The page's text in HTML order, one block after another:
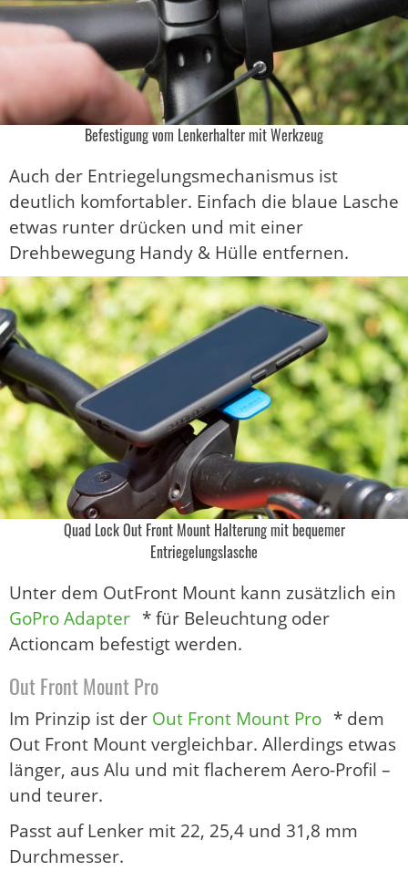
Befestigung vom Lenkerhalter mit Werkzeug
Auch der Entriegelungsmechanismus ist
deutlich komfortabler. Einfach die blaue Lasche
etwas runter drücken und mit einer
Drehbewegung Handy & Hülle entfernen.
Quad Lock Out Front Mount Halterung mit bequemer
Entriegelungslasche
Unter dem OutFront Mount kann zusätzlich ein
GoPro Adapter * für Beleuchtung oder
Actioncam befestigt werden.
Out Front Mount Pro
Im Prinzip ist der Out Front Mount Pro * dem
Out Front Mount vergleichbar. Allerdings etwas
länger, aus Alu und mit flacherem Aero-Profil –
und teurer.
Passt auf Lenker mit 22, 25,4 und 31,8 mm
Durchmesser.